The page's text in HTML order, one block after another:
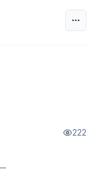
222